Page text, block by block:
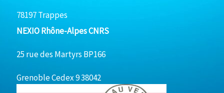
78197 Trappes
NEXIO Rhône-Alpes CNRS
25 rue des Martyrs BP166
Grenoble Cedex 9 38042